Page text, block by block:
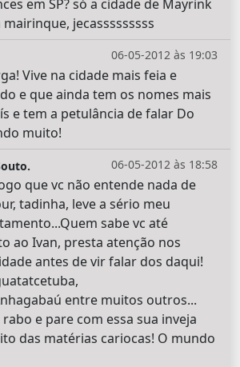
em SP? só a cidade de Mayrink
jecasssssssss
06-05-2012 às 19:03
Vive na cidade mais feia e
e que ainda tem os nomes mais
e tem a petulância de falar Do
muito!
06-05-2012 às 18:58
que vc não entende nada de
tadinha, leve a sério meu
sabe vc até
ao Ivan, presta atenção nos
antes de vir falar dos daqui!
entre muitos outros...
e pare com essa sua inveja
das matérias cariocas! O mundo